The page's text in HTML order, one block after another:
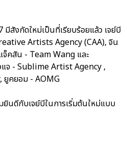
สังกัดใหม่เป็นที่เรียบร้อยแล้ว เจย์บี
Artists Agency (CAA), จิน
คสัน - Team Wang และ
จ - Sublime Artist Agency ,
ยูคยอม - AOMG
นดีกับเจย์บีในการเริ่มต้นใหม่แบบ